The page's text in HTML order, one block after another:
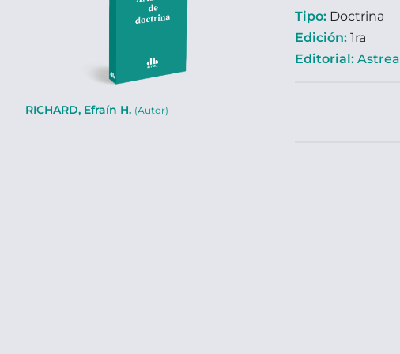
RICHARD, Efraín H. (Autor)
Tipo: Doctrina
Edición: 1ra
Editorial: Astrea